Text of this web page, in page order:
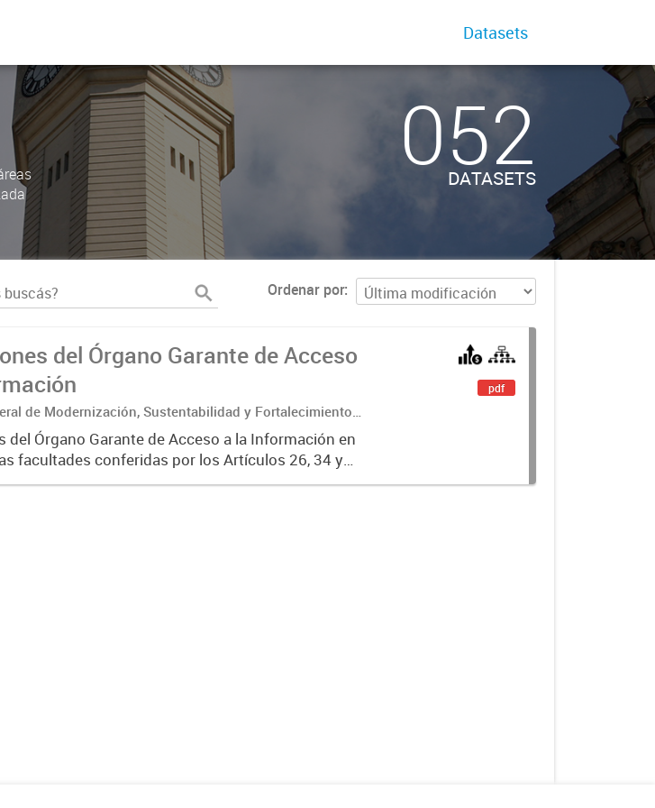
Datasets
052
DATASETS
Ordenar por
del Órgano Garante de Acceso
de Modernización, Sustentabilidad y Fortalecimiento
del Órgano Garante de Acceso a la Información en
facultades conferidas por los Artículos 26, 34 y
104 y su modificatoria.
pdf